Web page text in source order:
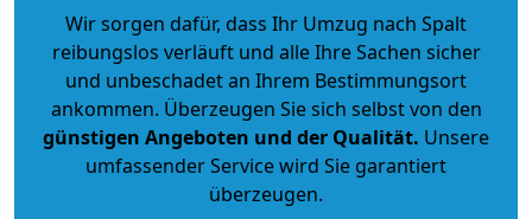
Wir sorgen dafür, dass Ihr Umzug nach Spalt
reibungslos verläuft und alle Ihre Sachen sicher
und unbeschadet an Ihrem Bestimmungsort
ankommen. Überzeugen Sie sich selbst von den
günstigen Angeboten und der Qualität. Unsere
umfassender Service wird Sie garantiert
überzeugen.